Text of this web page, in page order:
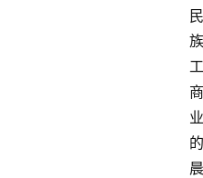
民
族
工
商
业
的
晨